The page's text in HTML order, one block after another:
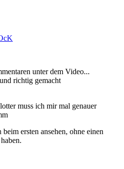
unter dem Video...
richtig gemacht
muss ich mir mal genauer
ersten ansehen, ohne einen